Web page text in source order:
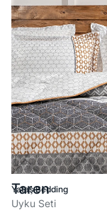
Yataş Bedding
Taren
Uyku Seti